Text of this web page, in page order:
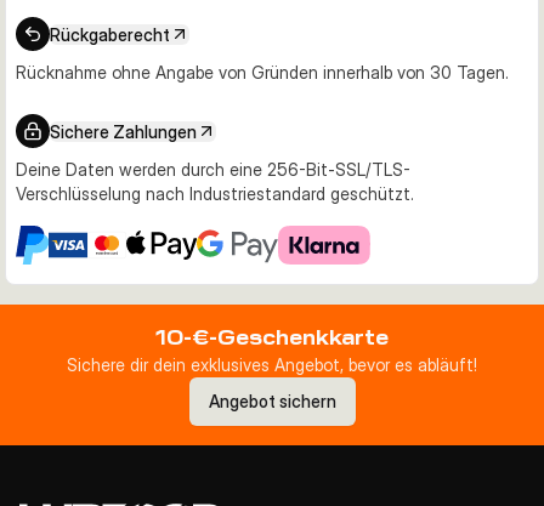
Rückgaberecht
Rücknahme ohne Angabe von Gründen innerhalb von 30 Tagen.
Sichere Zahlungen
Deine Daten werden durch eine 256-Bit-SSL/TLS-
Verschlüsselung nach Industriestandard geschützt.
10-€-Geschenkkarte
Sichere dir dein exklusives Angebot, bevor es abläuft!
Angebot sichern